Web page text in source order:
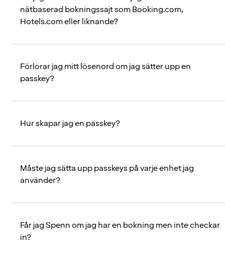
nätbaserad bokningssajt som Booking.com,
Hotels.com eller liknande?
Förlorar jag mitt lösenord om jag sätter upp en
passkey?
Hur skapar jag en passkey?
Måste jag sätta upp passkeys på varje enhet jag
använder?
Får jag Spenn om jag har en bokning men inte checkar
in?